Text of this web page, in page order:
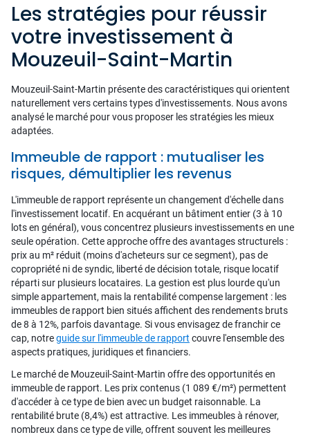
Les stratégies pour réussir
votre investissement à
Mouzeuil-Saint-Martin
Mouzeuil-Saint-Martin présente des caractéristiques qui orientent
naturellement vers certains types d'investissements. Nous avons
analysé le marché pour vous proposer les stratégies les mieux
adaptées.
Immeuble de rapport : mutualiser les
risques, démultiplier les revenus
L'immeuble de rapport représente un changement d'échelle dans
l'investissement locatif. En acquérant un bâtiment entier (3 à 10
lots en général), vous concentrez plusieurs investissements en une
seule opération. Cette approche offre des avantages structurels :
prix au m² réduit (moins d'acheteurs sur ce segment), pas de
copropriété ni de syndic, liberté de décision totale, risque locatif
réparti sur plusieurs locataires. La gestion est plus lourde qu'un
simple appartement, mais la rentabilité compense largement : les
immeubles de rapport bien situés affichent des rendements bruts
de 8 à 12%, parfois davantage. Si vous envisagez de franchir ce
cap, notreguide sur l'immeuble de rapport couvre l'ensemble des
aspects pratiques, juridiques et financiers.
Le marché de Mouzeuil-Saint-Martin offre des opportunités en
immeuble de rapport. Les prix contenus (1 089 €/m²) permettent
d'accéder à ce type de bien avec un budget raisonnable. La
rentabilité brute (8,4%) est attractive. Les immeubles à rénover,
nombreux dans ce type de ville, offrent souvent les meilleures